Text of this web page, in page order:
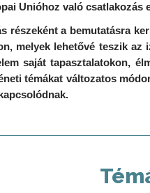
Unióhoz való csatlakozás
részeként a bemutatásra
melyek lehetővé teszik
saját tapasztalatokon,
témákat változatos